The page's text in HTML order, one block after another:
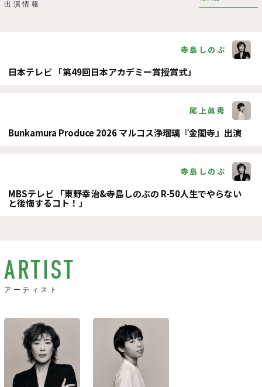
寺島しのぶ
日本テレビ 「第49回日本アカデミー賞授賞式」
尾上眞秀
Bunkamura Produce 2026 マルコス浄瑠璃『金閣寺』出演
寺島しのぶ
MBSテレビ 「東野幸治&寺島しのぶの R-50人生でやらない
と後悔するコト！」
ARTIST